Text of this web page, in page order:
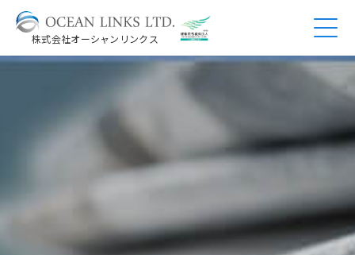
株式会社オーシャンリンクス